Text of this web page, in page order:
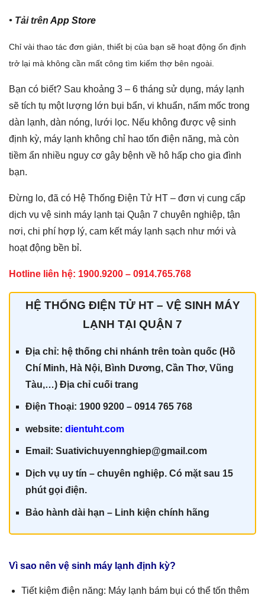
• Tải trên App Store
Chỉ vài thao tác đơn giản, thiết bị của bạn sẽ hoạt động ổn định
trở lại mà không cần mất công tìm kiếm thợ bên ngoài.
Bạn có biết? Sau khoảng 3 – 6 tháng sử dụng, máy lạnh
sẽ tích tụ một lượng lớn bụi bẩn, vi khuẩn, nấm mốc trong
dàn lạnh, dàn nóng, lưới lọc. Nếu không được vệ sinh
định kỳ, máy lạnh không chỉ hao tốn điện năng, mà còn
tiềm ẩn nhiều nguy cơ gây bệnh về hô hấp cho gia đình
bạn.
Đừng lo, đã có Hệ Thống Điện Tử HT – đơn vị cung cấp
dịch vụ vệ sinh máy lạnh tại Quận 7 chuyên nghiệp, tận
nơi, chi phí hợp lý, cam kết máy lạnh sạch như mới và
hoạt động bền bỉ.
Hotline liên hệ: 1900.9200 – 0914.765.768
HỆ THỐNG ĐIỆN TỬ HT – VỆ SINH MÁY
LẠNH TẠI QUẬN 7
Địa chỉ: hệ thống chi nhánh trên toàn quốc (Hồ
Chí Minh, Hà Nội, Bình Dương, Cần Thơ, Vũng
Tàu,…) Địa chỉ cuối trang
Điện Thoại: 1900 9200 – 0914 765 768
website: dientuht.com
Email: Suativichuyennghiep@gmail.com
Dịch vụ uy tín – chuyên nghiệp. Có mặt sau 15
phút gọi điện.
Bảo hành dài hạn – Linh kiện chính hãng
Vì sao nên vệ sinh máy lạnh định kỳ?
Tiết kiệm điện năng: Máy lạnh bám bụi có thể tốn thêm